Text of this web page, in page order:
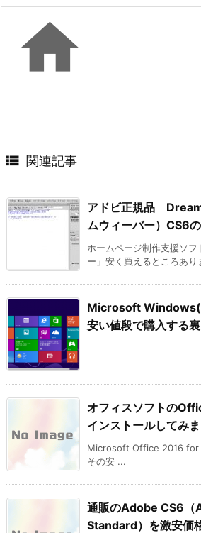

 関連記事
アドビ正規品
ムウィーバー）CS6
ホームページ制作支援ソ
ー」安く買えるところあり
Microsoft
安い値段で購入する
オフィスソフトの
インストールしてみ
Microsoft Office 2016 for
その安 ...
通販のAdobe CS6
Standard）を激安価